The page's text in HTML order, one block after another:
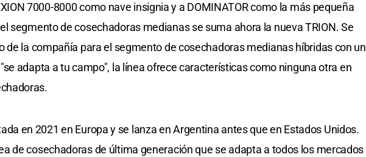
7000-8000 como nave insignia y a DOMINATOR como la más pequeña
segmento de cosechadoras medianas se suma ahora la nueva TRION. Se
de la compañía para el segmento de cosechadoras medianas híbridas con un
adapta a tu campo", la línea ofrece características como ninguna otra en
en 2021 en Europa y se lanza en Argentina antes que en Estados Unidos.
de cosechadoras de última generación que se adapta a todos los mercados